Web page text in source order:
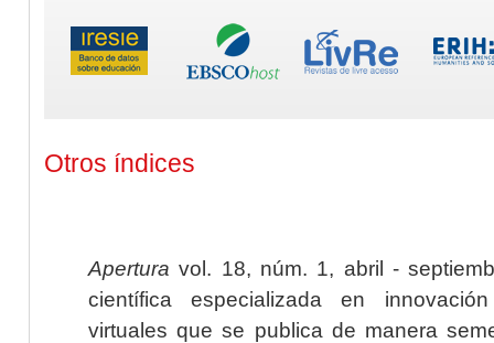
Otros índices
Apertura vol. 18, núm. 1, abril -
científica especializada en
virtuales que se publica de manera